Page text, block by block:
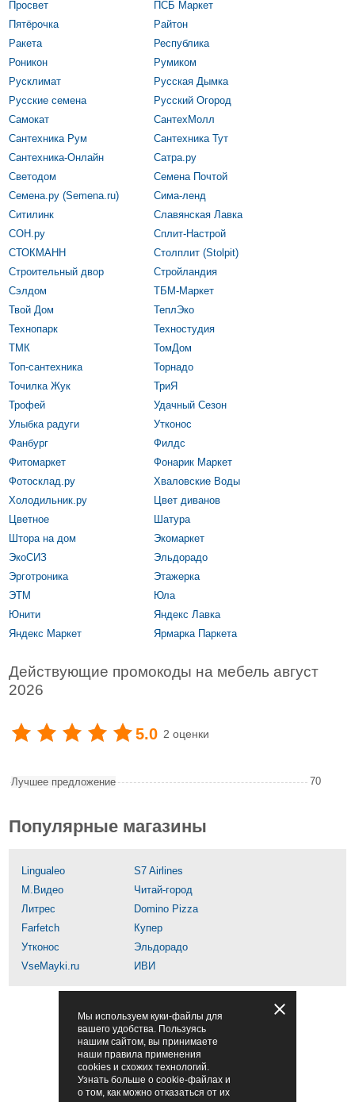
Просвет
ПСБ Маркет
Пятёрочка
Райтон
Ракета
Республика
Роникон
Румиком
Русклимат
Русская Дымка
Русские семена
Русский Огород
Самокат
СантехМолл
Сантехника Рум
Сантехника Тут
Сантехника-Онлайн
Сатра.ру
Светодом
Семена Почтой
Семена.ру (Semena.ru)
Сима-ленд
Ситилинк
Славянская Лавка
СОН.ру
Сплит-Настрой
СТОКМАНН
Столплит (Stolpit)
Строительный двор
Стройландия
Сэлдом
ТБМ-Маркет
Твой Дом
ТеплЭко
Технопарк
Техностудия
ТМК
ТомДом
Топ-сантехника
Торнадо
Точилка Жук
ТриЯ
Трофей
Удачный Сезон
Улыбка радуги
Утконос
Фанбург
Филдс
Фитомаркет
Фонарик Маркет
Фотосклад.ру
Хваловские Воды
Холодильник.ру
Цвет диванов
Цветное
Шатура
Штора на дом
Экомаркет
ЭкоСИЗ
Эльдорадо
Эрготроника
Этажерка
ЭТМ
Юла
Юнити
Яндекс Лавка
Яндекс Маркет
Ярмарка Паркета
Действующие промокоды на мебель август
2026
5.0 2 оценки
Лучшее предложение 70
Популярные магазины
Lingualeo
S7 Airlines
М.Видео
Читай-город
Литрес
Domino Pizza
Farfetch
Купер
Утконос
Эльдорадо
VseMayki.ru
ИВИ
Мы используем куки-файлы для
вашего удобства. Пользуясь
нашим сайтом, вы принимаете
наши правила применения
cookies и схожих технологий.
Узнать больше о cookie-файлах и
о том, как можно отказаться от их